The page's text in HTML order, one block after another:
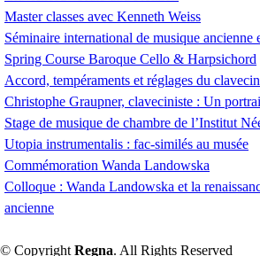
Master classes avec Kenneth Weiss
Séminaire international de musique ancienne
Spring Course Baroque Cello & Harpsichord
Accord, tempéraments et réglages du clavecin
Christophe Graupner, claveciniste : Un
Stage de musique de chambre de l’Institut
Utopia instrumentalis : fac-similés au musée
Commémoration Wanda Landowska
Colloque : Wanda Landowska et la
ancienne
© Copyright Regna. All Rights Reserved